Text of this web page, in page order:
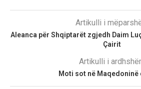
Artikulli i
Aleanca për Shqiptarët zgjedh Daim
Çairit
Artikulli i
Moti sot në Maqedoninë